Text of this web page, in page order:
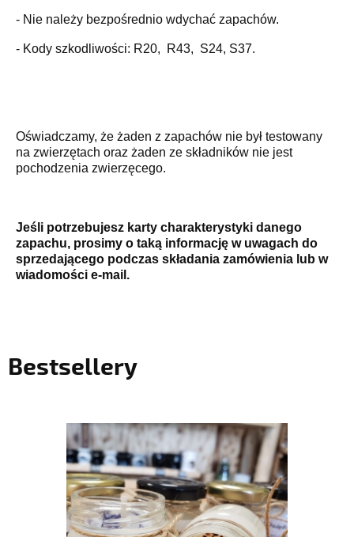
- Nie należy bezpośrednio wdychać zapachów.
- Kody szkodliwości: R20, R43, S24, S37.
Oświadczamy, że żaden z zapachów nie był testowany
na zwierzętach oraz żaden ze składników nie jest
pochodzenia zwierzęcego.
Jeśli potrzebujesz karty charakterystyki danego
zapachu, prosimy o taką informację w uwagach do
sprzedającego podczas składania zamówienia lub w
wiadomości e-mail.
Bestsellery